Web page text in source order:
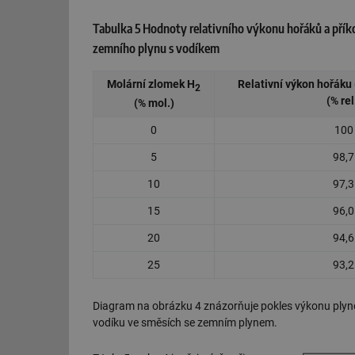
Tabulka 5 Hodnoty relativního výkonu hořáků a
zemního plynu s vodíkem
Molární zlomek H2
(% mol.)
Relativní výkon
(%
0 100
5 98,7
10 97,3
15 96,0
20 94,6
25 93,2
Diagram na obrázku 4 znázorňuje pokles výkonu
vodíku ve směsích se zemním plynem.
id